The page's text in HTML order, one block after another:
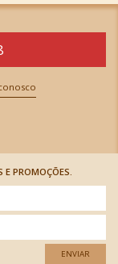
E PROMOÇÕES.
ENVIAR